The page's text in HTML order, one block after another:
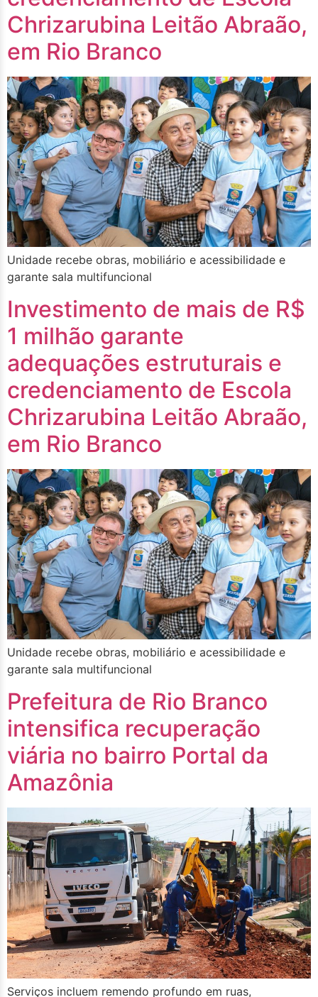
Chrizarubina Leitão Abraão,
em Rio Branco
Unidade recebe obras, mobiliário e acessibilidade e
garante sala multifuncional
Investimento de mais de R$
1 milhão garante
adequações estruturais e
credenciamento de Escola
Chrizarubina Leitão Abraão,
em Rio Branco
Unidade recebe obras, mobiliário e acessibilidade e
garante sala multifuncional
Prefeitura de Rio Branco
intensifica recuperação
viária no bairro Portal da
Amazônia
Serviços incluem remendo profundo em ruas,